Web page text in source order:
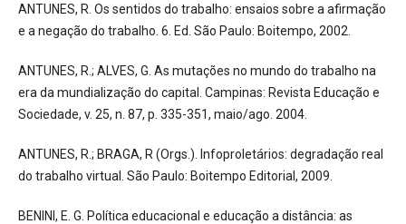
ANTUNES, R. Os sentidos do trabalho: ensaios sobre a afirmação
e a negação do trabalho. 6. Ed. São Paulo: Boitempo, 2002.
ANTUNES, R.; ALVES, G. As mutações no mundo do trabalho na
era da mundialização do capital. Campinas: Revista Educação e
Sociedade, v. 25, n. 87, p. 335-351, maio/ago. 2004.
ANTUNES, R.; BRAGA, R (Orgs.). Infoproletários: degradação real
do trabalho virtual. São Paulo: Boitempo Editorial, 2009.
BENINI, E. G. Política educacional e educação a distância: as